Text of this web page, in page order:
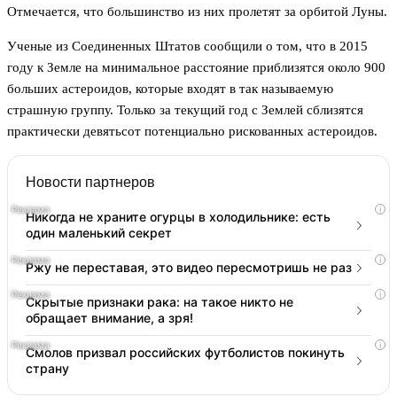
Отмечается, что большинство из них пролетят за орбитой Луны.
Ученые из Соединенных Штатов сообщили о том, что в 2015
году к Земле на минимальное расстояние приблизятся около 900
больших астероидов, которые входят в так называемую
страшную группу. Только за текущий год с Землей сблизятся
практически девятьсот потенциально рискованных астероидов.
Новости партнеров
i
Никогда не храните огурцы в холодильнике: есть
один маленький секрет
i
Ржу не переставая, это видео пересмотришь не раз
i
Скрытые признаки рака: на такое никто не
обращает внимание, а зря!
i
Смолов призвал российских футболистов покинуть
страну